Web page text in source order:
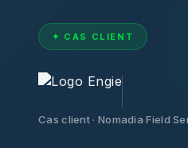
✦ CAS CLIENT
Cas client · Nomadia Field